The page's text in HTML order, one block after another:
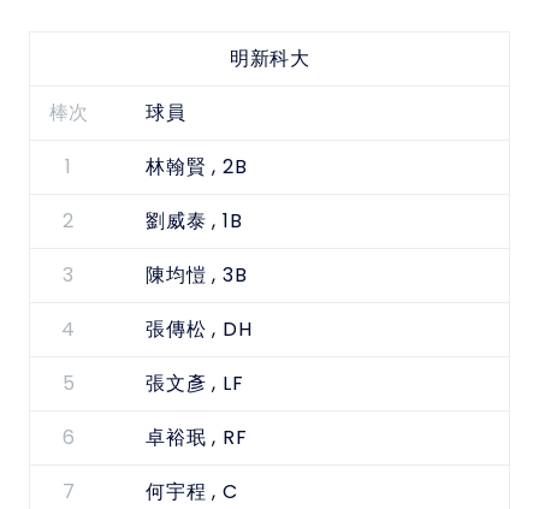
明新科大
棒次 球員
1 林翰賢 , 2B
2
劉威泰 , 1B
3
陳均愷 , 3B
4
張傳松 , DH
5
張文彥 , LF
6
卓裕珉 , RF
7
何宇程 , C